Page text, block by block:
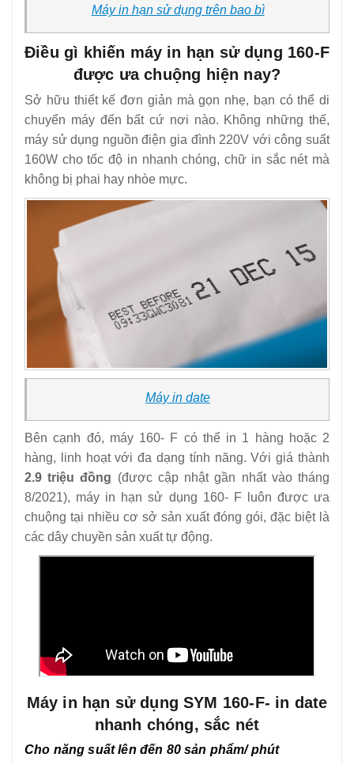
Máy in hạn sử dụng trên bao bì
Điều gì khiến máy in hạn sử dụng 160-F
được ưa chuộng hiện nay?
Sở hữu thiết kế đơn giản mà gọn nhẹ, bạn có thể di
chuyển máy đến bất cứ nơi nào. Không những thế,
máy sử dụng nguồn điện gia đình 220V với công suất
160W cho tốc độ in nhanh chóng, chữ in sắc nét mà
không bị phai hay nhòe mực.
Máy in date
Bên cạnh đó, máy 160- F có thể in 1 hàng hoặc 2
hàng, linh hoạt với đa dạng tính năng. Với giá thành
2.9 triệu đồng (được cập nhật gần nhất vào tháng
8/2021), máy in hạn sử dụng 160- F luôn được ưa
chuộng tại nhiều cơ sở sản xuất đóng gói, đặc biệt là
các dây chuyền sản xuất tự động.
Máy in hạn sử dụng SYM 160-F- in date
nhanh chóng, sắc nét
Cho năng suất lên đến 80 sản phẩm/ phút